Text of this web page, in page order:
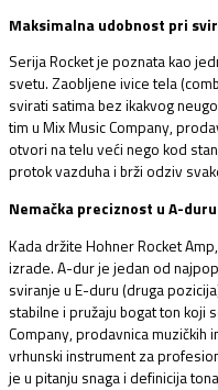
Maksimalna udobnost pri
Serija Rocket je poznata kao
svetu. Zaobljene ivice tela
svirati satima bez ikakvog
tim u Mix Music Company,
otvori na telu veći nego kod
protok vazduha i brži odziv
Nemačka preciznost u A-duru
Kada držite Hohner Rocket
izrade. A-dur je jedan od
sviranje u E-duru (druga
stabilne i pružaju bogat ton koji
Company, prodavnica muzičkih
vrhunski instrument za
je u pitanju snaga i definicija